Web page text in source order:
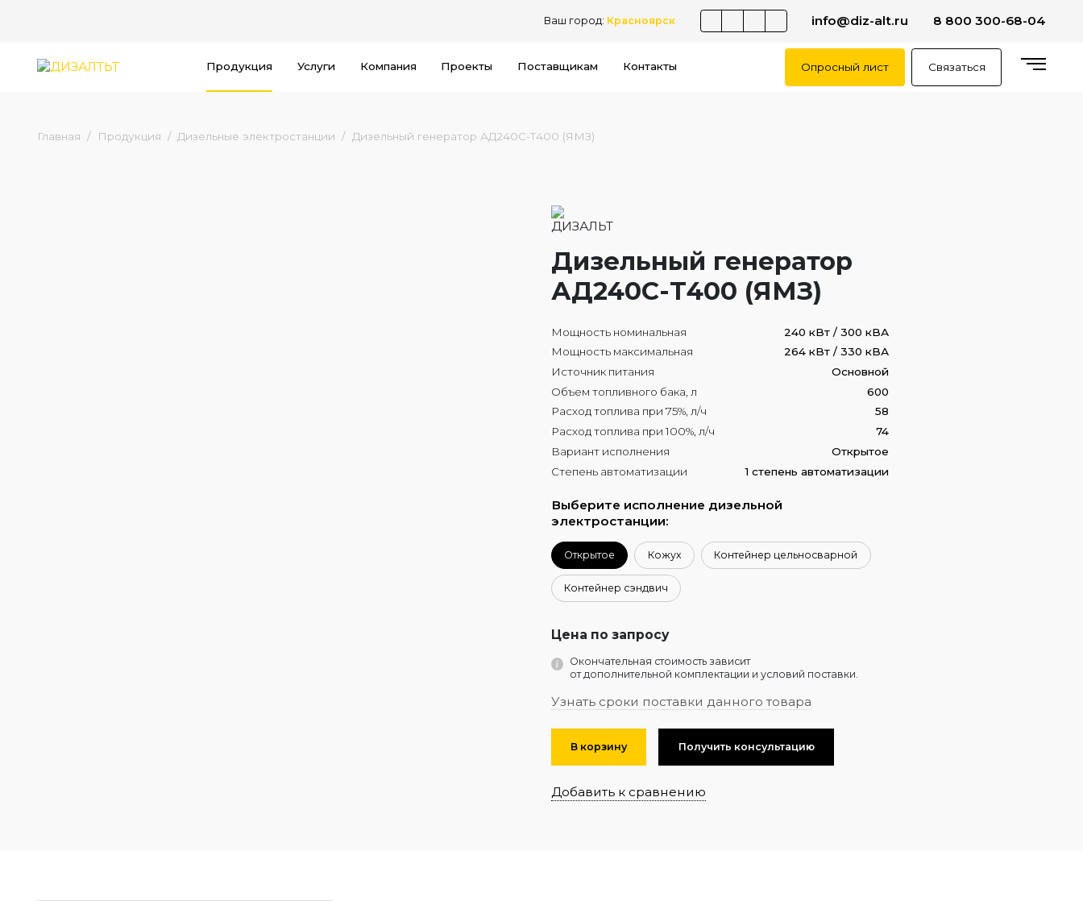
Ваш город: Красноярск info@diz-alt.ru 8 800 300-68-04
Продукция Услуги Компания Проекты Поставщикам Контакты Опросный лист Связаться
Главная Продукция Дизельные электростанции Дизельный генератор АД240С-Т400 (ЯМЗ)
Дизельный генератор
АД240С-Т400 (ЯМЗ)
Мощность номинальная
240 кВт / 300 кВА
Мощность максимальная
264 кВт / 330 кВА
Источник питания
Основной
Объем топливного бака, л
600
Расход топлива при 75%, л/ч
58
Расход топлива при 100%, л/ч
74
Вариант исполнения
Открытое
Степень автоматизации
1 степень автоматизации
Выберите исполнение дизельной
электростанции:
Открытое Кожух Контейнер цельносварной
Контейнер сэндвич
Цена по запросу
Окончательная стоимость зависит
от дополнительной комплектации и условий поставки.
Узнать сроки поставки данного товара
В корзину Получить консультацию
Добавить к сравнению